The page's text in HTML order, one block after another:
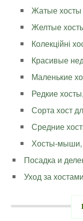
Жатые
Желтые
Колекційні
Красивые
Маленькие
Редкие
Сорта хост
Средние
Хосты-
Посадка и
Уход за хостами